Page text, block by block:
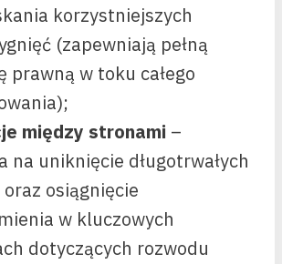
korzystniejszych
(zapewniają pełną
prawną w toku całego
między stronami –
na uniknięcie długotrwałych
osiągnięcie
w kluczowych
dotyczących rozwodu